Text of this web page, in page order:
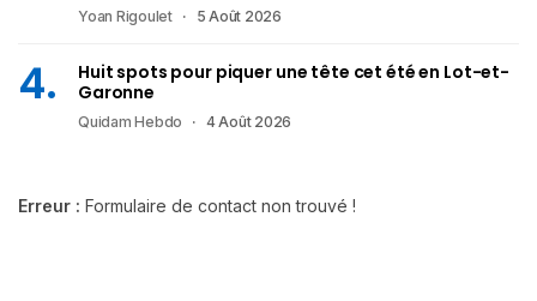
Yoan Rigoulet 5 Août 2026
Huit spots pour piquer une tête cet été en Lot-et-
Garonne
Quidam Hebdo 4 Août 2026
Erreur : Formulaire de contact non trouvé !